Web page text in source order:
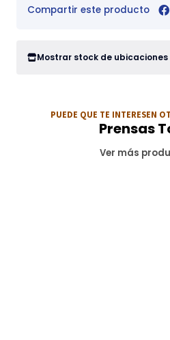
Compartir este producto
Mostrar stock de ubicaciones
PUEDE QUE TE INTERESEN
Prensas
Ver más